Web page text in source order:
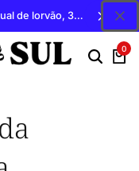
outubro 2026, penacova
0